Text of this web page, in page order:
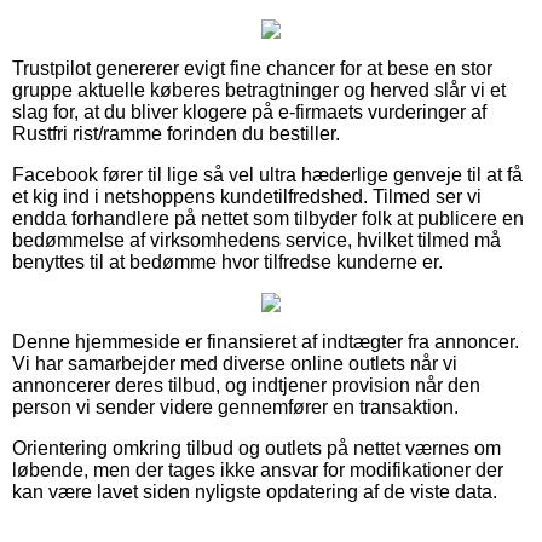
Trustpilot genererer evigt fine chancer for at bese en stor
gruppe aktuelle køberes betragtninger og herved slår vi et
slag for, at du bliver klogere på e-firmaets vurderinger af
Rustfri rist/ramme forinden du bestiller.
Facebook fører til lige så vel ultra hæderlige genveje til at få
et kig ind i netshoppens kundetilfredshed. Tilmed ser vi
endda forhandlere på nettet som tilbyder folk at publicere en
bedømmelse af virksomhedens service, hvilket tilmed må
benyttes til at bedømme hvor tilfredse kunderne er.
Denne hjemmeside er finansieret af indtægter fra annoncer.
Vi har samarbejder med diverse online outlets når vi
annoncerer deres tilbud, og indtjener provision når den
person vi sender videre gennemfører en transaktion.
Orientering omkring tilbud og outlets på nettet værnes om
løbende, men der tages ikke ansvar for modifikationer der
kan være lavet siden nyligste opdatering af de viste data.